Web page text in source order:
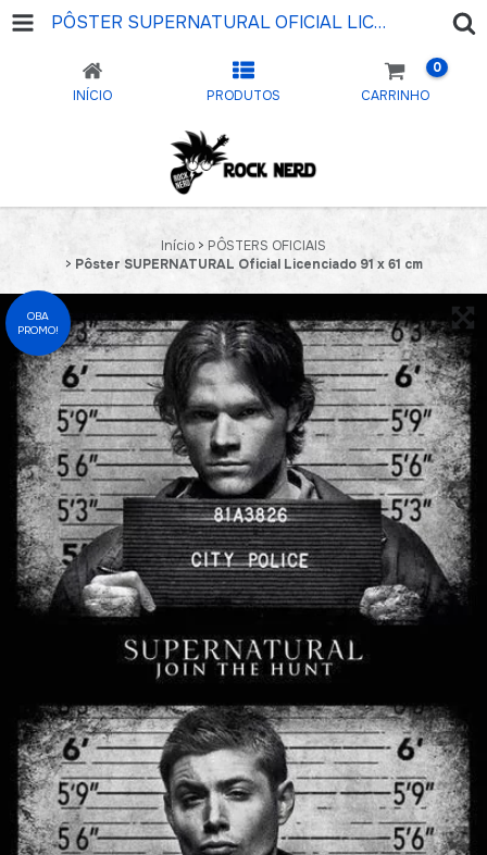
PÔSTER SUPERNATURAL OFICIAL LICENCIADO 91 X 61 CM
INÍCIO PRODUTOS CARRINHO
0
Início > PÔSTERS OFICIAIS
> Pôster SUPERNATURAL Oficial Licenciado 91 x 61 cm
OBA
PROMO!